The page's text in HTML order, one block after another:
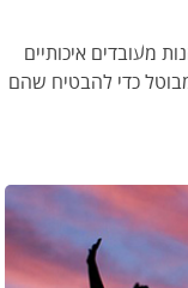
מעובדים איכותיים
כדי להבטיח שהם